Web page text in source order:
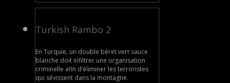
Turkish Rambo 2
En Turquie, un double béret vert sauce
blanche doit infiltrer une organisation
criminelle afin d’éliminer les terroristes
qui sévissent dans la montagne.